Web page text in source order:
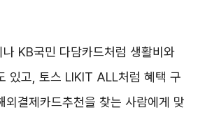
KB국민 다담카드처럼 생활비와
있고, 토스 LIKIT ALL처럼 혜택 구
외결제카드추천을 찾는 사람에게 맞